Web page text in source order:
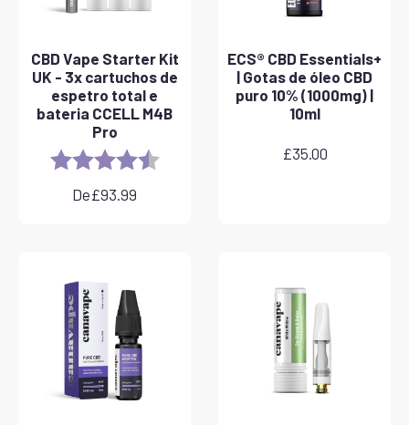
CBD Vape Starter Kit
UK - 3x cartuchos de
espetro total e
bateria CCELL M4B
Pro
Rating: 4.8 out of 5 stars
De£93.99
ECS® CBD Essentials+
| Gotas de óleo CBD
puro 10% (1000mg) |
10ml
£35.00